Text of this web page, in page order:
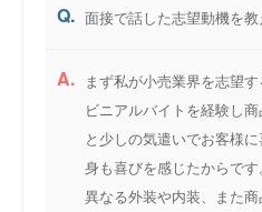
Q. 面接で話した志望動機を教
A. まず私が小売業界を志望
ビニアルバイトを経験し
と少しの気遣いでお客様
身も喜びを感じたからで
異なる外装や内装、また